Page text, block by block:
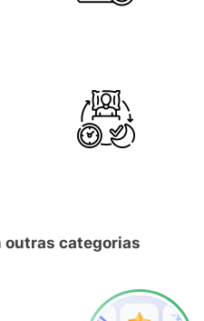
outras categorias